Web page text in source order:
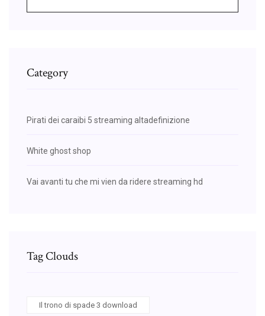
Category
Pirati dei caraibi 5 streaming altadefinizione
White ghost shop
Vai avanti tu che mi vien da ridere streaming hd
Tag Clouds
Il trono di spade 3 download